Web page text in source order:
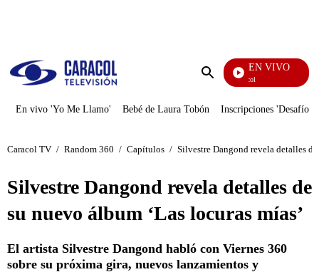
Enviar
EN VIVO
Noticias Caracol
En vivo 'Yo Me Llamo' Bebé de Laura Tobón Inscripciones 'Desafío'
Caracol TV / Random 360 / Capítulos / Silvestre Dangond revela detalles
Silvestre Dangond revela detalles de
su nuevo álbum ‘Las locuras mías’
El artista Silvestre Dangond habló con Viernes 360
sobre su próxima gira, nuevos lanzamientos y